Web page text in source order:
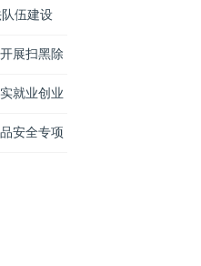
送暖保安
伍建设
展扫黑除
就业创业
安全专项